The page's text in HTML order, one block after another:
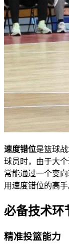
速度错位是篮球
球员时，由于大
常能通过一个变
用速度错位的高手
必备技术环
精准投篮能力